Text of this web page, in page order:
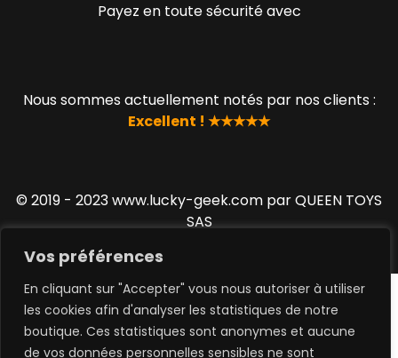
Vos préférences
En cliquant sur "Accepter" vous nous autoriser à utiliser
les cookies afin d'analyser les statistiques de notre
boutique. Ces statistiques sont anonymes et aucune
de vos données personnelles sensibles ne sont
Payez en toute sécurité avec
Nous sommes actuellement notés par nos clients :
Excellent ! ★★★★★
© 2019 - 2023 www.lucky-geek.com par QUEEN TOYS
SAS